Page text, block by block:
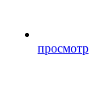
просмотр